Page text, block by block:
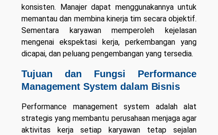
konsisten. Manajer dapat menggunakannya untuk
memantau dan membina kinerja tim secara objektif.
Sementara karyawan memperoleh kejelasan
mengenai ekspektasi kerja, perkembangan yang
dicapai, dan peluang pengembangan yang tersedia.
Tujuan dan Fungsi Performance
Management System dalam Bisnis
Performance management system adalah alat
strategis yang membantu perusahaan menjaga agar
aktivitas kerja setiap karyawan tetap sejalan